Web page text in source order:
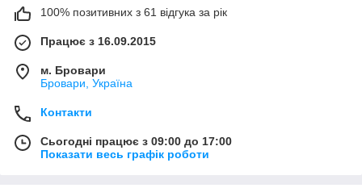
100% позитивних з 61 відгука за рік
Працює з 16.09.2015
м. Бровари
Бровари, Україна
Контакти
Сьогодні працює з 09:00 до 17:00
Показати весь графік роботи